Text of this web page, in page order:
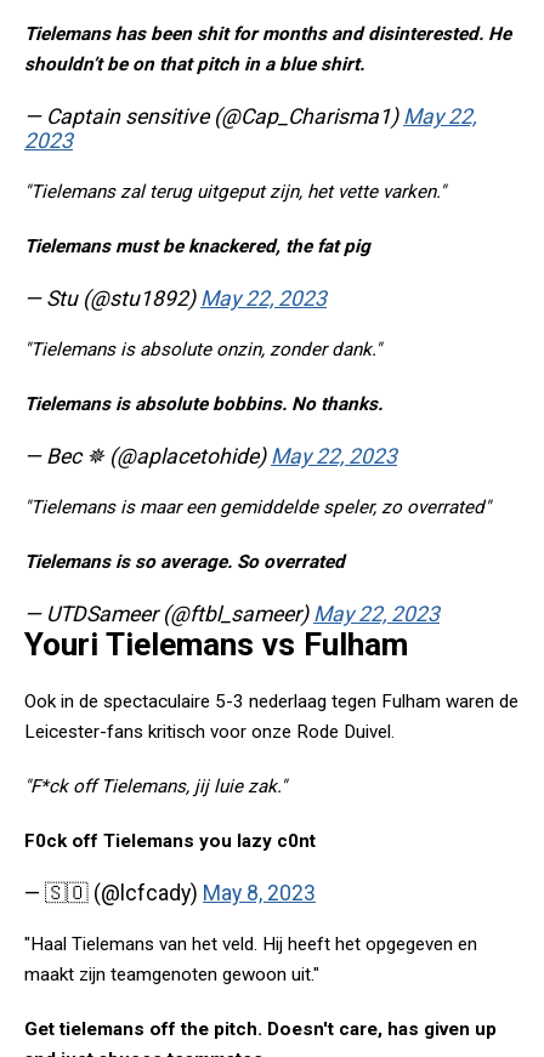
Tielemans has been shit for months and disinterested. He
shouldn’t be on that pitch in a blue shirt.
— Captain sensitive (@Cap_Charisma1) May 22,
2023
"Tielemans zal terug uitgeput zijn, het vette varken."
Tielemans must be knackered, the fat pig
— Stu (@stu1892) May 22, 2023
"Tielemans is absolute onzin, zonder dank."
Tielemans is absolute bobbins. No thanks.
— Bec ✵ (@aplacetohide) May 22, 2023
"Tielemans is maar een gemiddelde speler, zo overrated"
Tielemans is so average. So overrated
— UTDSameer (@ftbl_sameer) May 22, 2023
Youri Tielemans vs Fulham
Ook in de spectaculaire 5-3 nederlaag tegen Fulham waren de
Leicester-fans kritisch voor onze Rode Duivel.
"F*ck off Tielemans, jij luie zak."
F0ck off Tielemans you lazy c0nt
— 🇸🇴 (@lcfcady) May 8, 2023
"Haal Tielemans van het veld. Hij heeft het opgegeven en
maakt zijn teamgenoten gewoon uit."
Get tielemans off the pitch. Doesn't care, has given up